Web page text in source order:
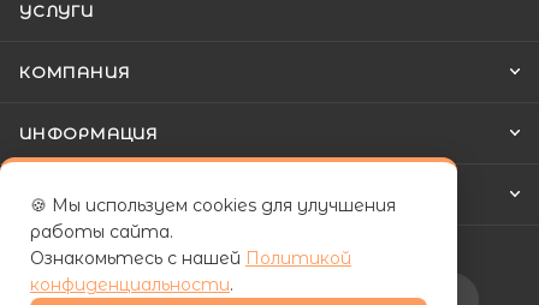
УСЛУГИ
КОМПАНИЯ
ИНФОРМАЦИЯ
КАК КУПИТЬ
Подписаться на рассылку
🍪 Мы используем cookies для улучшения
работы сайта.
Ознакомьтесь с нашей Политикой
конфиденциальности.